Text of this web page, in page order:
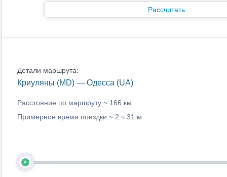
Рассчитать
Детали маршрута:
Криуляны (MD) — Одесса (UA)
Расстояние по маршруту ~ 166 км
Примерное время поездки ~ 2 ч 31 м
A